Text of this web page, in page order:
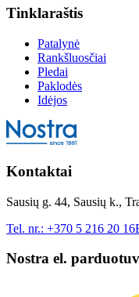
Tinklaraštis
Patalynė
Rankšluosčiai
Pledai
Paklodės
Idėjos
Kontaktai
Sausių g. 44, Sausių k.,
Tel. nr.: +370 5 216 20 16
Nostra el.